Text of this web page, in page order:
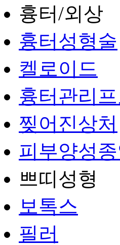
흉터/외상
흉터성형술
켈로이드
흉터관리
찢어진상처
피부양성
쁘띠성형
보톡스
필러